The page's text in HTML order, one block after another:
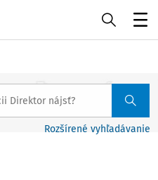
Rozšírené vyhľadávanie